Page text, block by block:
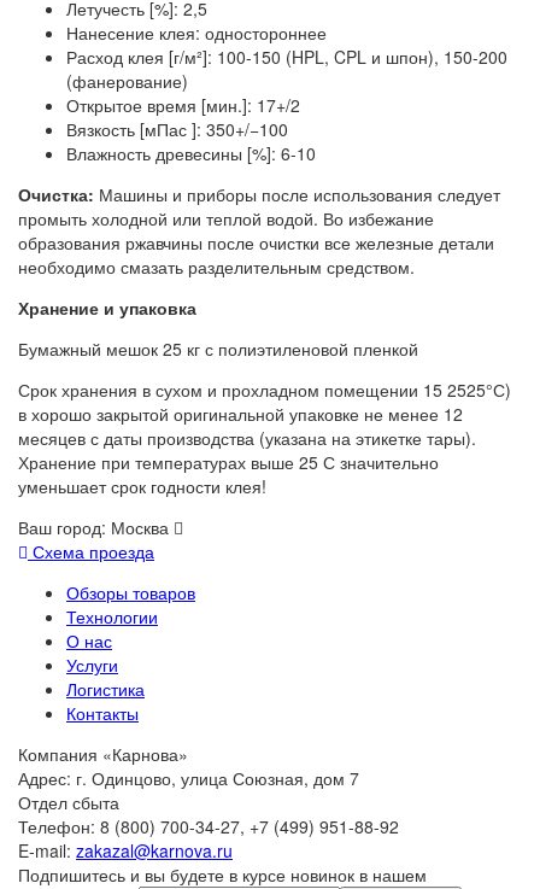
Летучесть [%]: 2,5
Нанесение клея: одностороннее
Расход клея [г/м²]: 100-150 (HPL, CPL и шпон), 150-200
(фанерование)
Открытое время [мин.]: 17+/2
Вязкость [мПас ]: 350+/−100
Влажность древесины [%]: 6-10
Очистка: Машины и приборы после использования следует
промыть холодной или теплой водой. Во избежание
образования ржавчины после очистки все железные детали
необходимо смазать разделительным средством.
Хранение и упаковка
Бумажный мешок 25 кг с полиэтиленовой пленкой
Срок хранения в сухом и прохладном помещении 15 2525°С)
в хорошо закрытой оригинальной упаковке не менее 12
месяцев с даты производства (указана на этикетке тары).
Хранение при температурах выше 25 С значительно
уменьшает срок годности клея!
Ваш город: Москва
Схема проезда
Обзоры товаров
Технологии
О нас
Услуги
Логистика
Контакты
Компания «Карнова»
Адрес: г. Одинцово, улица Союзная, дом 7
Отдел сбыта
Телефон: 8 (800) 700-34-27, +7 (499) 951-88-92
E-mail: zakazal@karnova.ru
Подпишитесь и вы будете в курсе новинок в нашем